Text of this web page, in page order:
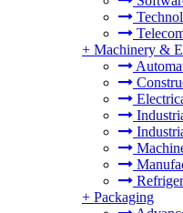
+ Machinery &
+ Packaging